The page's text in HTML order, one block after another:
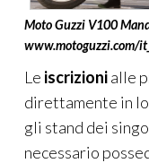
Moto Guzzi V100
www.motoguzzi.com/
Le iscrizionialle
direttamente in
gli stand dei
necessario